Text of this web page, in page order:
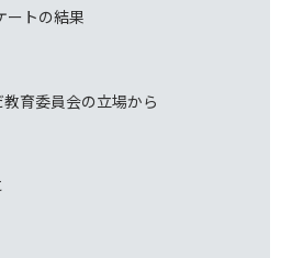
o
ートの結果
育委員会の立場から